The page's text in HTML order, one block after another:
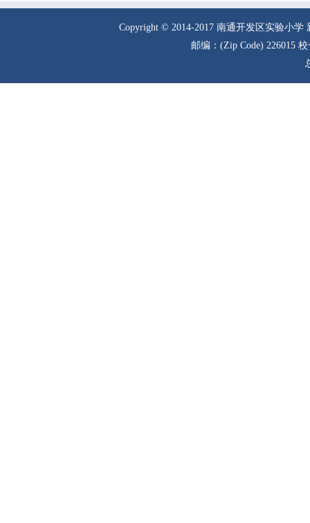
Copyright © 2014-2017 南通开发区实验小
邮编：(Zip Code) 226015